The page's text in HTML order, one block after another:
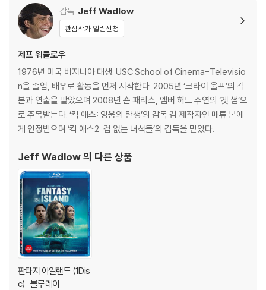
있습니다.
3) 렌티큘러 스틸북의 경우, 보호필름이 붙어 판매되기도 합니다. 보호필
름 손상에 의한 교환/반품은 불가합니다.
4) 본품 보호를 위해 노란색의 카톤 박스로 재포장한 경우, 카톤박스 손상
5) 아웃케이스/구성품/포장 상태 불량에 의한 교환/반품 신청시 불량 확
인을 위해 개봉 시의 동영상을 요청할 수 있으며, 동영상이 없는 경우 교
환/반품이 제한될 수 있습니다.
※ 디스크 재생 불량
가하니 최신 소프트웨어로 업데이트된 DVD/BD 전용 기기에서 재생하실
것을 권유해 드립니다.
2) 정전기와 먼지로 인해 재생이 원활하지 않은 경우가 있습니다. 디스크
를 마른 천으로 닦으시거나, DVD 클리너 등 전용 제품을 이용하면 대부분
해결됩니다.
3) 일부 PC 연결형 ODD의 경우 호환 상의 문제로 정상적인 디스크도 재
생이 불가능한 경우가 있습니다. 독립형 전용 플레이어 사용을 권장드리
생할 수 있음을 알려드립니다.
감독 Jeff Wadlow
관심작가 알림신청
제프 워들로우
1976년 미국 버지니아 태생. USC School of Cinema-Televisio
n을 졸업, 배우로 활동을 먼저 시작한다. 2005년 ‘크라이 울프’의 각
본과 연출을 맡았으며 2008년 숀 패리스, 엠버 허드 주연의 ‘겟 썸’으
로 주목받는다. ‘킥 애스: 영웅의 탄생’의 감독 겸 제작자인 매튜 본에
게 인정받으며 ‘킥 애스2 :겁 없는 녀석들’의 감독을 맡았다.
Jeff Wadlow의 다른 상품
판타지 아일랜드 (1Dis
c) : 블루레이